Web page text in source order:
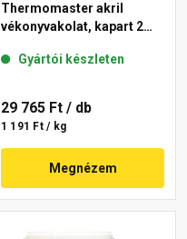
Thermomaster akril
vékonyvakolat, kapart 2
Gyártói készleten
29 765 Ft / db
1 191 Ft / kg
Megnézem